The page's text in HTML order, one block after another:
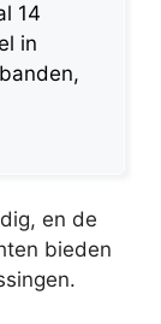
14
in
en de
bieden